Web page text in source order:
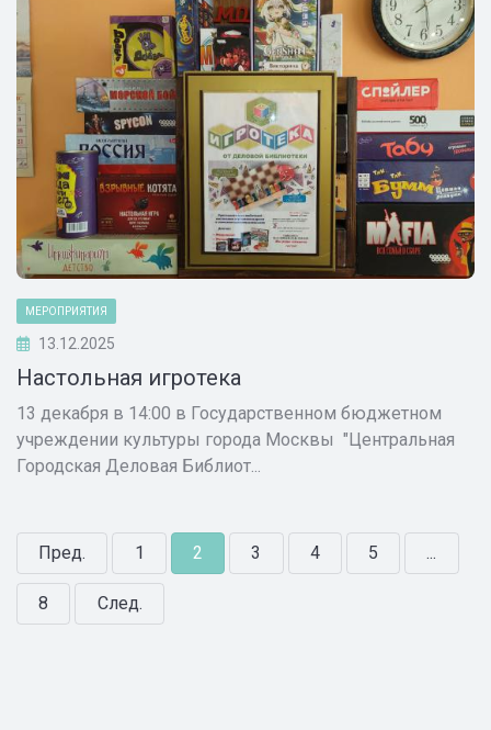
МЕРОПРИЯТИЯ
13.12.2025
Настольная игротека
13 декабря в 14:00 в Государственном бюджетном
учреждении культуры города Москвы "Центральная
Городская Деловая Библиот...
Пред. 1 2 3 4 5 ...
8 След.